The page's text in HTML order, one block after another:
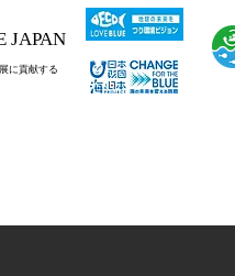
JAPAN
に貢献する